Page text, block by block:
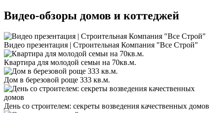
Видео-обзоры домов и коттеджей
Видео презентация | Строительная Компания "Все Строй"
Квартира для молодой семьи на 70кв.м.
Дом в березовой роще 333 кв.м.
День со строителем: секреты возведения качественных домов